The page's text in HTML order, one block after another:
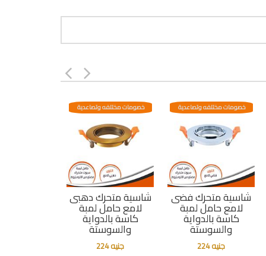
شاسية متحرك دهبى
لامع حامل لمبة
كاسة بالدواية
والسوستة
خصومات مختلفه وتصاعدية
جنيه 224
شاسية متحرك فضى
لامع حامل لمبة
كاسة بالدواية
والسوستة
خصومات مختلفه وتصاعدية
جنيه 224